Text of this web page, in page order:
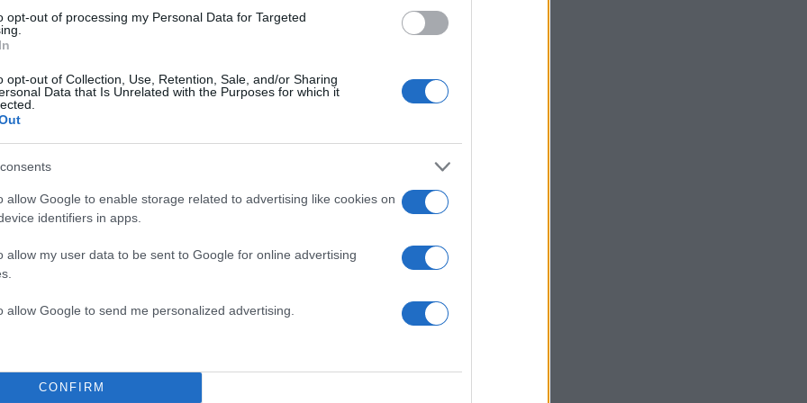
opt-out of processing my Personal Data for Targeted
opt-out of Collection, Use, Retention, Sale, and/or Sharing
Data that Is Unrelated with the Purposes for which it
allow Google to enable storage related to advertising like cookies on
identifiers in apps.
allow my user data to be sent to Google for online advertising
allow Google to send me personalized advertising.
CONFIRM
ΔΙΑΦΗΜΙΣΗ